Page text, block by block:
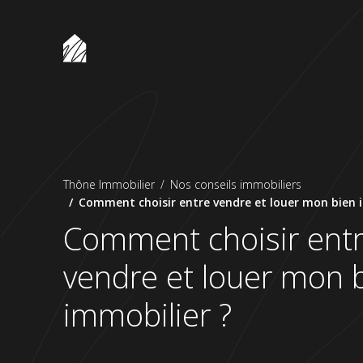
Thône Immobilier
Thône Immobilier
Nos conseils immobiliers
Comment choisir entre vendre et louer mon bien
Comment choisir
vendre et louer mon
immobilier ?